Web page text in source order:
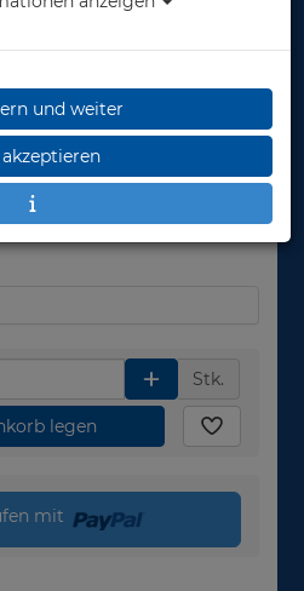
€*
Stk.
legen
mit
und weiter